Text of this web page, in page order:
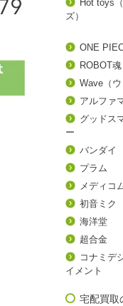
Hot toys
ズ）
ONE
ROBOT魂
Wave（ウ
アルファ
グッドス
ー
バンダイ
プラム
メディコ
初音ミク
海洋堂
超合金
コナミデ
イメント
宅配買取